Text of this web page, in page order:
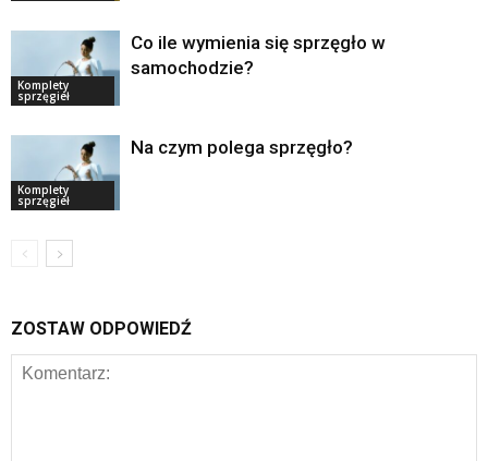
Komplety
sprzęgieł
Co ile wymienia się sprzęgło w
samochodzie?
Komplety
sprzęgieł
Na czym polega sprzęgło?
ZOSTAW ODPOWIEDŹ